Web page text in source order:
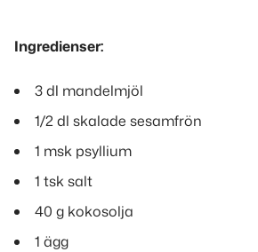
Ingredienser:
3 dl mandelmjöl
1/2 dl skalade sesamfrön
1 msk psyllium
1 tsk salt
40 g kokosolja
1 ägg